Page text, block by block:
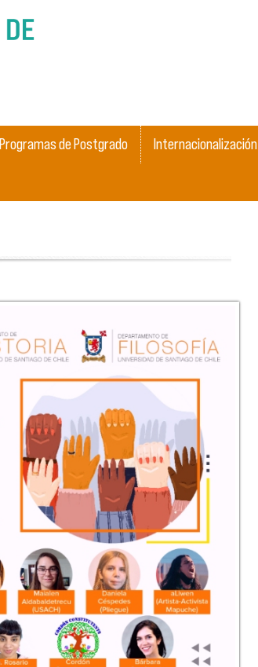
Programas de Postgrado Internacionalización